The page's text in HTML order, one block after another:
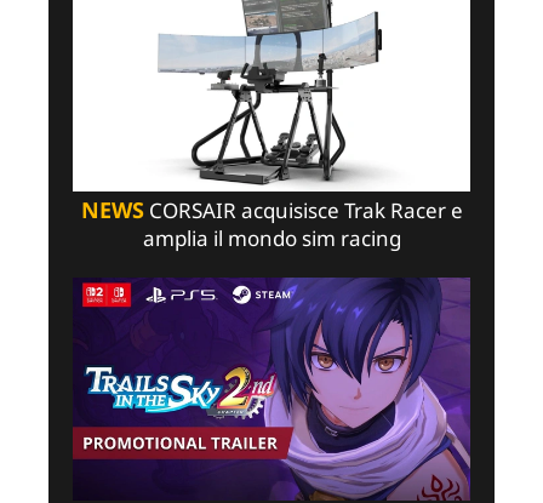
NEWSCORSAIR acquisisce Trak Racer e
amplia il mondo sim racing